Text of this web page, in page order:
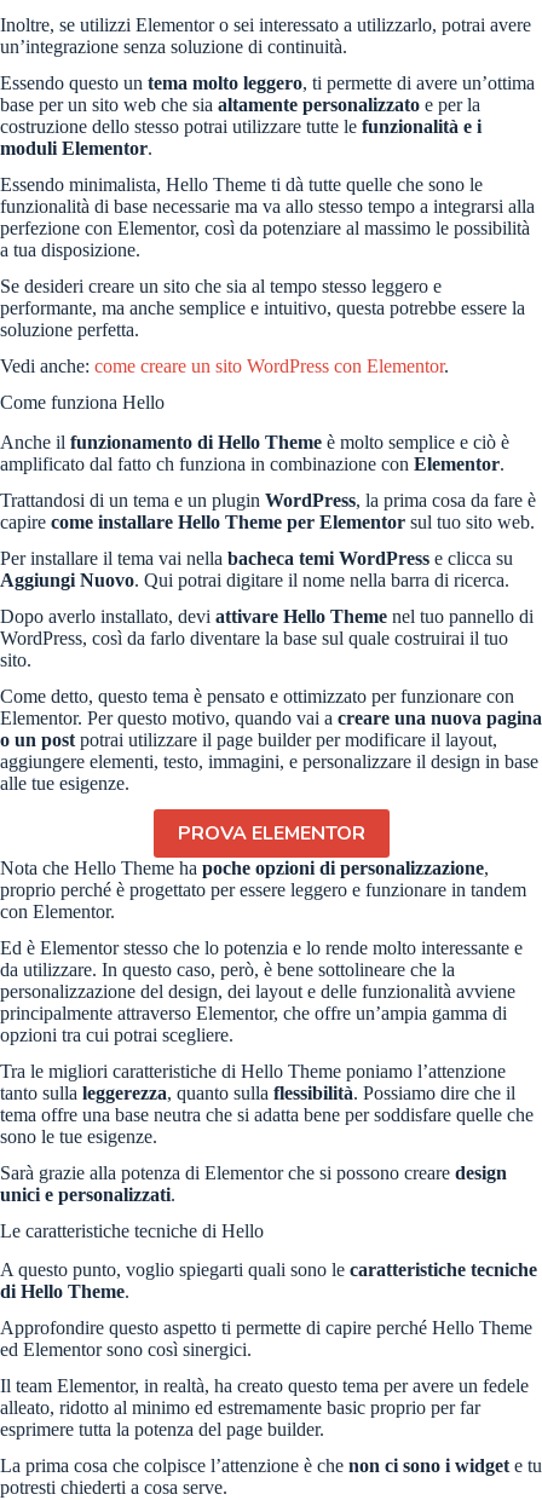
Inoltre, se utilizzi Elementor o sei interessato a utilizzarlo, potrai avere
un’integrazione senza soluzione di continuità.
Essendo questo un tema molto leggero, ti permette di avere un’ottima
base per un sito web che sia altamente personalizzato e per la
costruzione dello stesso potrai utilizzare tutte le funzionalità e i
moduli Elementor.
Essendo minimalista, Hello Theme ti dà tutte quelle che sono le
funzionalità di base necessarie ma va allo stesso tempo a integrarsi alla
perfezione con Elementor, così da potenziare al massimo le possibilità
a tua disposizione.
Se desideri creare un sito che sia al tempo stesso leggero e
performante, ma anche semplice e intuitivo, questa potrebbe essere la
soluzione perfetta.
Vedi anche: come creare un sito WordPress con Elementor.
Come funziona Hello
Anche il funzionamento di Hello Theme è molto semplice e ciò è
amplificato dal fatto ch funziona in combinazione con Elementor.
Trattandosi di un tema e un plugin WordPress, la prima cosa da fare è
capire come installare Hello Theme per Elementor sul tuo sito web.
Per installare il tema vai nella bacheca temi WordPress e clicca su
Aggiungi Nuovo. Qui potrai digitare il nome nella barra di ricerca.
Dopo averlo installato, devi attivare Hello Theme nel tuo pannello di
WordPress, così da farlo diventare la base sul quale costruirai il tuo
sito.
Come detto, questo tema è pensato e ottimizzato per funzionare con
Elementor. Per questo motivo, quando vai a creare una nuova pagina
o un post potrai utilizzare il page builder per modificare il layout,
aggiungere elementi, testo, immagini, e personalizzare il design in base
alle tue esigenze.
PROVA ELEMENTOR
Nota che Hello Theme ha poche opzioni di personalizzazione,
proprio perché è progettato per essere leggero e funzionare in tandem
con Elementor.
Ed è Elementor stesso che lo potenzia e lo rende molto interessante e
da utilizzare. In questo caso, però, è bene sottolineare che la
personalizzazione del design, dei layout e delle funzionalità avviene
principalmente attraverso Elementor, che offre un’ampia gamma di
opzioni tra cui potrai scegliere.
Tra le migliori caratteristiche di Hello Theme poniamo l’attenzione
tanto sulla leggerezza, quanto sulla flessibilità. Possiamo dire che il
tema offre una base neutra che si adatta bene per soddisfare quelle che
sono le tue esigenze.
Sarà grazie alla potenza di Elementor che si possono creare design
unici e personalizzati.
Le caratteristiche tecniche di Hello
A questo punto, voglio spiegarti quali sono le caratteristiche tecniche
di Hello Theme.
Approfondire questo aspetto ti permette di capire perché Hello Theme
ed Elementor sono così sinergici.
Il team Elementor, in realtà, ha creato questo tema per avere un fedele
alleato, ridotto al minimo ed estremamente basic proprio per far
esprimere tutta la potenza del page builder.
La prima cosa che colpisce l’attenzione è che non ci sono i widget e tu
potresti chiederti a cosa serve.